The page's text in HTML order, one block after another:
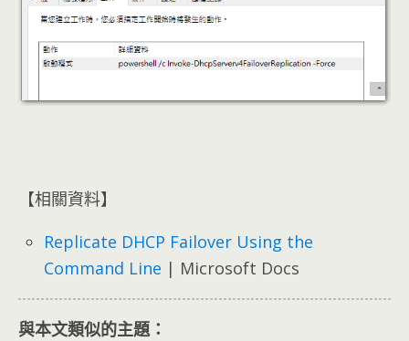
【相關資料】
Replicate DHCP Failover Using the
Command Line | Microsoft Docs
與本文類似的主題：